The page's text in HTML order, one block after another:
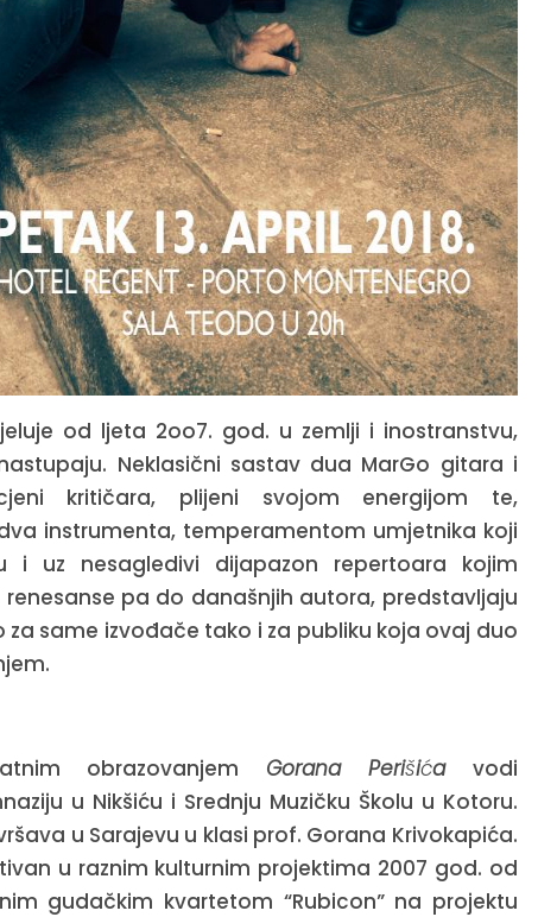
od ljeta 2oo7. god. u zemlji i inostranstvu,
Neklasični sastav dua MarGo gitara i
kritičara, plijeni svojom energijom te,
instrumenta, temperamentom umjetnika koji
i uz nesagledivi dijapazon repertoara kojim
pa do današnjih autora, predstavljaju
za same izvođače tako i za publiku koja ovaj duo
obrazovanjem Gorana Perišićavodi
u Nikšiću i Srednju Muzičku Školu u Kotoru.
šava u Sarajevu u klasi prof. Gorana Krivokapića.
u raznim kulturnim projektima 2007 god. od
gudačkim kvartetom “Rubicon” na projektu